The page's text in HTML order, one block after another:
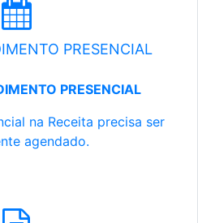
PRESENCIAL
PRESENCIAL
na Receita precisa ser
agendado.